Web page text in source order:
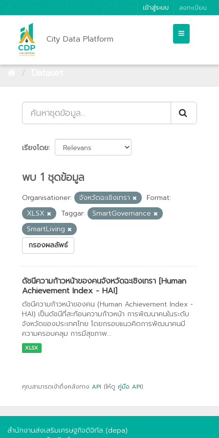
เข้าสู่ระบบ ลงทะเบียน
City Data Platform
เรียงโดย
พบ 1 ชุดข้อมูล
Organisationer: จังหวัดฉะเชิงเทรา
Format:
XLSX
Taggar:
SmartGovernance
SmartLiving
กรองผลลัพธ์
ดัชนีความก้าวหน้าของคนจังหวัดฉะเชิงเทรา [Human
Achievement Index - HAI]
ดัชนีความก้าวหน้าของคน (Human Achievement Index -
HAI) เป็นดัชนีที่สะท้อนความก้าวหน้า การพัฒนาคนในระดับ
จังหวัดของประเทศไทย โดยกรอบแนวคิดการพัฒนาคนมี
ความครอบคลุม การมีสุขภาพ...
XLSX
คุณสามารถเข้าถึงคลังทาง API (ให้ดู คู่มือ API).
สำนักงานส่งเสริมเศรษฐกิจดิจิทัล (depa)